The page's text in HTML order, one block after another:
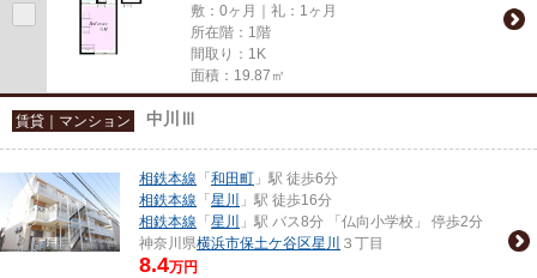
敷：0ヶ月｜礼：1ヶ月
所在階：1階
間取り：1K
面積：19.87㎡
賃貸｜マンション 中川Ⅲ
相鉄本線 「 和田町 」駅 徒歩6分
相鉄本線 「 星川
」駅 徒歩16分
相鉄本線 「 星川
」駅 バス8分 「仏向小学校」 停歩2分
神奈川県横浜市保土ケ谷区星川 ３丁目
8.4万円